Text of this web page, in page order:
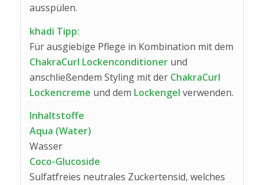
ausspülen.
khadi Tipp:
Für ausgiebige Pflege in Kombination mit dem
ChakraCurl Lockenconditionerund
anschließendem Styling mit der ChakraCurl
Lockencreme und dem Lockengel verwenden.
Inhaltstoffe
Aqua (Water)
Wasser
Coco-Glucoside
Sulfatfreies neutrales Zuckertensid, welches